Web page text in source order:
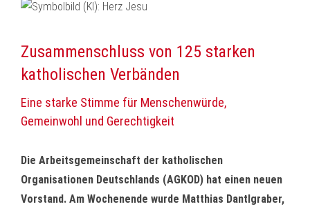
Zusammenschluss von 125 starken
katholischen Verbänden
Eine starke Stimme für Menschenwürde,
Gemeinwohl und Gerechtigkeit
Die Arbeitsgemeinschaft der katholischen
Organisationen Deutschlands (AGKOD) hat einen neuen
Vorstand. Am Wochenende wurde Matthias Dantlgraber,